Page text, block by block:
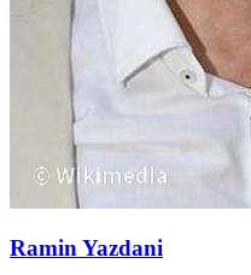
Ramin Yazdani